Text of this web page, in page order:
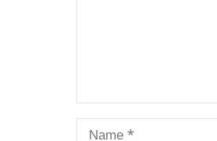
Name